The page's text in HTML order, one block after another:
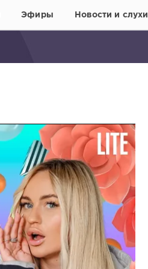
Эфиры Новости и слухи